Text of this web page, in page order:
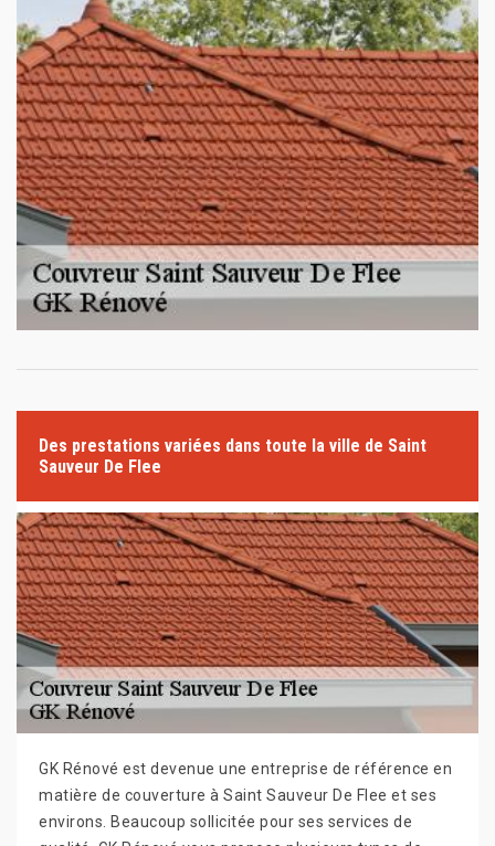
Des prestations variées dans toute la ville de Saint
Sauveur De Flee
GK Rénové est devenue une entreprise de référence en
matière de couverture à Saint Sauveur De Flee et ses
environs. Beaucoup sollicitée pour ses services de